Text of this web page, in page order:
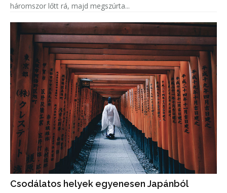
háromszor lőtt rá, majd megszúrta...
Csodálatos helyek egyenesen Japánból